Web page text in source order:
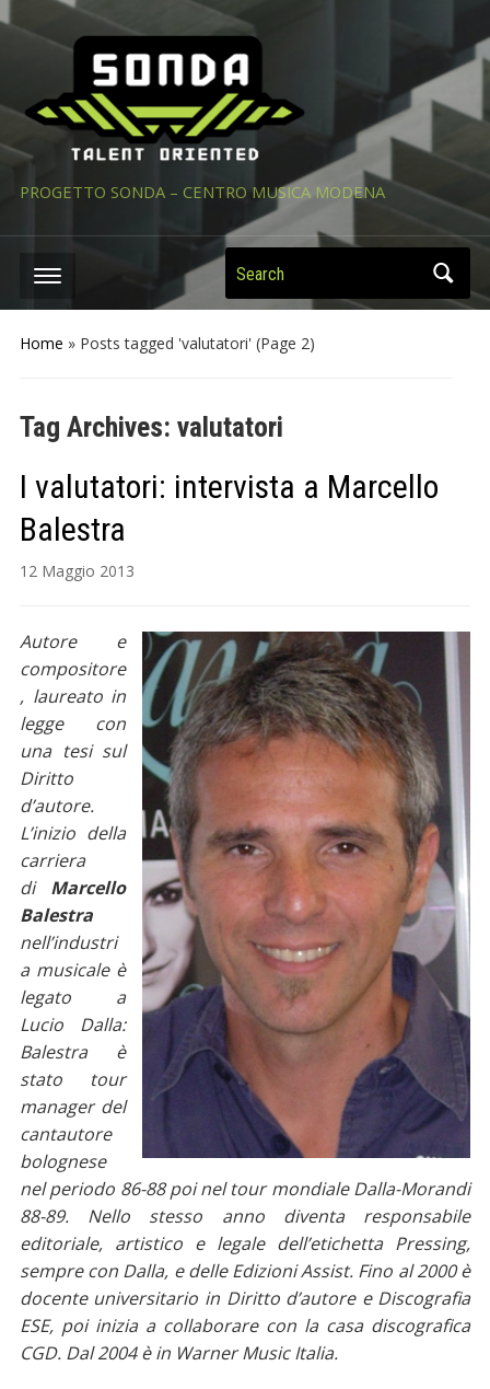
PROGETTO SONDA – CENTRO MUSICA MODENA
Search
Home » Posts tagged 'valutatori' (Page 2)
Tag Archives: valutatori
I valutatori: intervista a Marcello
Balestra
12 Maggio 2013
Autore e
compositore
, laureato in
legge con
una tesi sul
Diritto
d’autore.
L’inizio della
carriera
di Marcello
Balestra
nell’industri
a musicale è
legato a
Lucio Dalla:
Balestra è
stato tour
manager del
cantautore
bolognese
nel periodo 86-88 poi nel tour mondiale Dalla-Morandi
88-89. Nello stesso anno diventa responsabile
editoriale, artistico e legale dell’etichetta Pressing,
sempre con Dalla, e delle Edizioni Assist. Fino al 2000 è
docente universitario in Diritto d’autore e Discografia
ESE, poi inizia a collaborare con la casa discografica
CGD. Dal 2004 è in Warner Music Italia.